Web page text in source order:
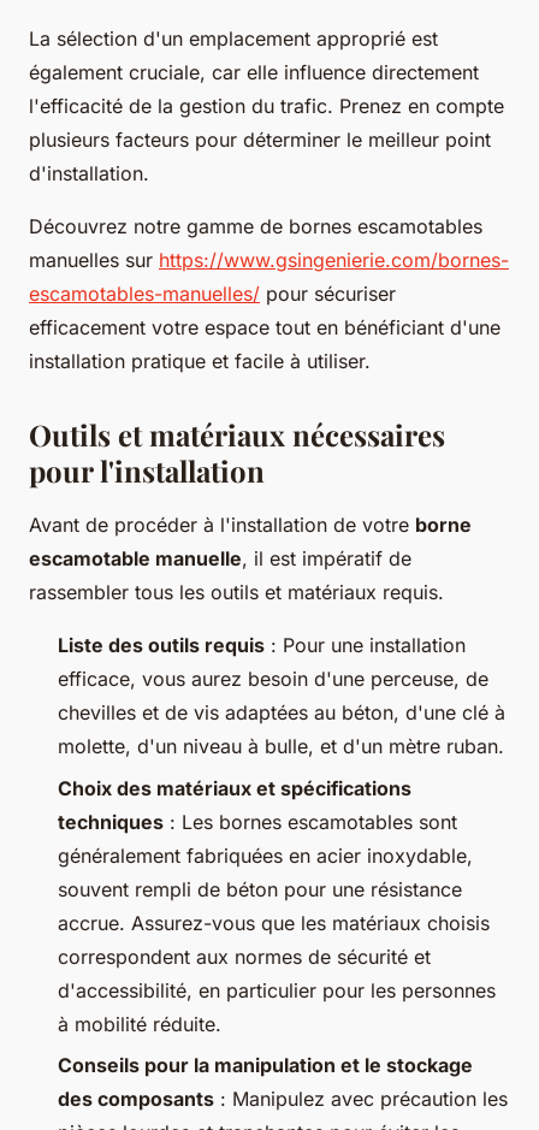
La sélection d'un emplacement approprié est
également cruciale, car elle influence directement
l'efficacité de la gestion du trafic. Prenez en compte
plusieurs facteurs pour déterminer le meilleur point
d'installation.
Découvrez notre gamme de bornes escamotables
manuelles sur https://www.gsingenierie.com/bornes-
escamotables-manuelles/ pour sécuriser
efficacement votre espace tout en bénéficiant d'une
installation pratique et facile à utiliser.
Outils et matériaux nécessaires
pour l'installation
Avant de procéder à l'installation de votre borne
escamotable manuelle, il est impératif de
rassembler tous les outils et matériaux requis.
Liste des outils requis : Pour une installation
efficace, vous aurez besoin d'une perceuse, de
chevilles et de vis adaptées au béton, d'une clé à
molette, d'un niveau à bulle, et d'un mètre ruban.
Choix des matériaux et spécifications
techniques : Les bornes escamotables sont
généralement fabriquées en acier inoxydable,
souvent rempli de béton pour une résistance
accrue. Assurez-vous que les matériaux choisis
correspondent aux normes de sécurité et
d'accessibilité, en particulier pour les personnes
à mobilité réduite.
Conseils pour la manipulation et le stockage
des composants : Manipulez avec précaution les